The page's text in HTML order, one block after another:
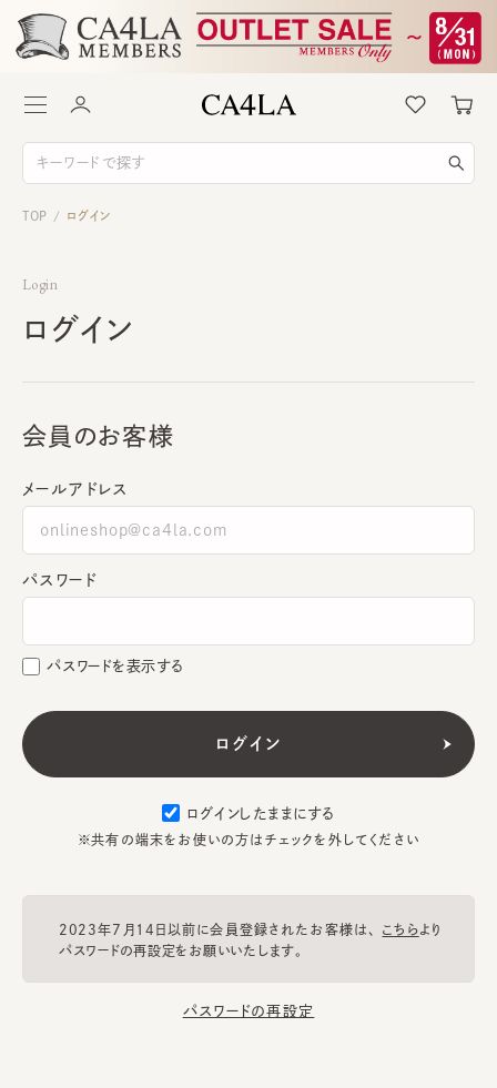
TOP / ログイン
Login
ログイン
会員のお客様
メールアドレス
パスワード
パスワードを表示する
ログインしたままにする
※共有の端末をお使いの方はチェックを外してください
2023年7月14日以前に会員登録されたお客様は、 こちらより
パスワードの再設定をお願いいたします。
パスワードの再設定